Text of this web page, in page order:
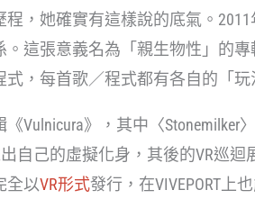
程，她確實有這樣說的底氣。
。這張意義名為「親生物性」的
式，每首歌／程式都有各自的「玩
《Vulnicura》，其中〈
自己的虛擬化身，其後的VR巡迴
全以VR形式發行，在VIVEPORT上